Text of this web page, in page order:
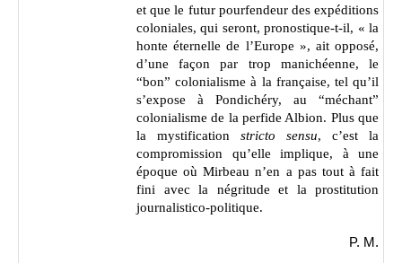
et que le futur pourfendeur des expéditions
coloniales, qui seront, pronostique-t-il, « la
honte éternelle de l’Europe », ait opposé,
d’une façon par trop manichéenne, le
“bon” colonialisme à la française, tel qu’il
s’expose à Pondichéry, au “méchant”
colonialisme de la perfide Albion. Plus que
la mystification stricto sensu, c’est la
compromission qu’elle implique, à une
époque où Mirbeau n’en a pas tout à fait
fini avec la négritude et la prostitution
journalistico-politique.
P. M.